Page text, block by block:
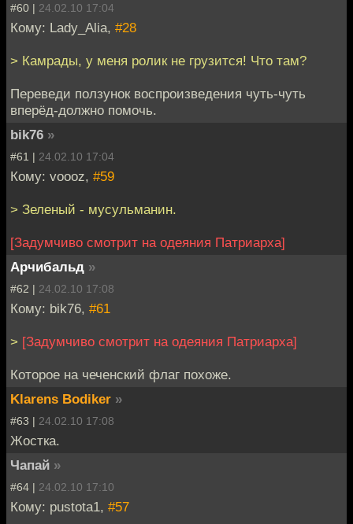
#60 | 24.02.10 17:04
Кому: Lady_Alia, #28
> Камрады, у меня ролик не грузится! Что там?
Переведи ползунок воспроизведения чуть-чуть
вперёд-должно помочь.
bik76 »
#61 | 24.02.10 17:04
Кому: voooz, #59
> Зеленый - мусульманин.
[Задумчиво смотрит на одеяния Патриарха]
Арчибальд »
#62 | 24.02.10 17:08
Кому: bik76, #61
> [Задумчиво смотрит на одеяния Патриарха]
Которое на чеченский флаг похоже.
Klarens Bodiker »
#63 | 24.02.10 17:08
Жостка.
Чапай »
#64 | 24.02.10 17:10
Кому: pustota1, #57